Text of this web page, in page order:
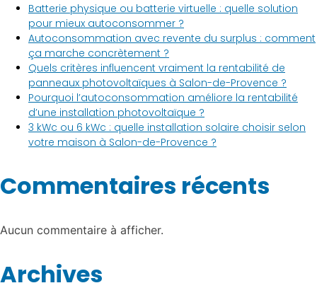
Batterie physique ou batterie virtuelle : quelle solution
pour mieux autoconsommer ?
Autoconsommation avec revente du surplus : comment
ça marche concrètement ?
Quels critères influencent vraiment la rentabilité de
panneaux photovoltaïques à Salon-de-Provence ?
Pourquoi l’autoconsommation améliore la rentabilité
d’une installation photovoltaïque ?
3 kWc ou 6 kWc : quelle installation solaire choisir selon
votre maison à Salon-de-Provence ?
Commentaires récents
Aucun commentaire à afficher.
Archives